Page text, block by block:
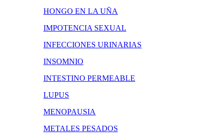
HONGO EN LA UÑA
IMPOTENCIA SEXUAL
INFECCIONES URINARIAS
INSOMNIO
INTESTINO PERMEABLE
LUPUS
MENOPAUSIA
METALES PESADOS